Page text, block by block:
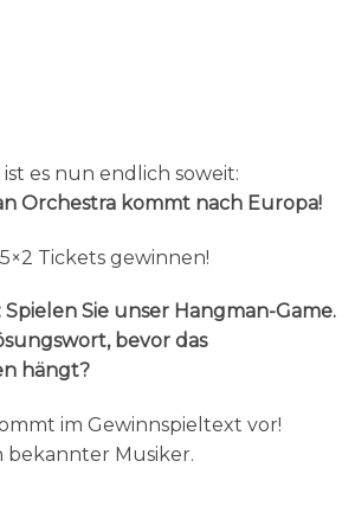
ist es nun endlich soweit:
Orchestra kommt nach Europa!
Tickets gewinnen!
Spielen Sie unser Hangman-Game.
bevor das
hängt?
im Gewinnspieltext vor!
bekannter Musiker.